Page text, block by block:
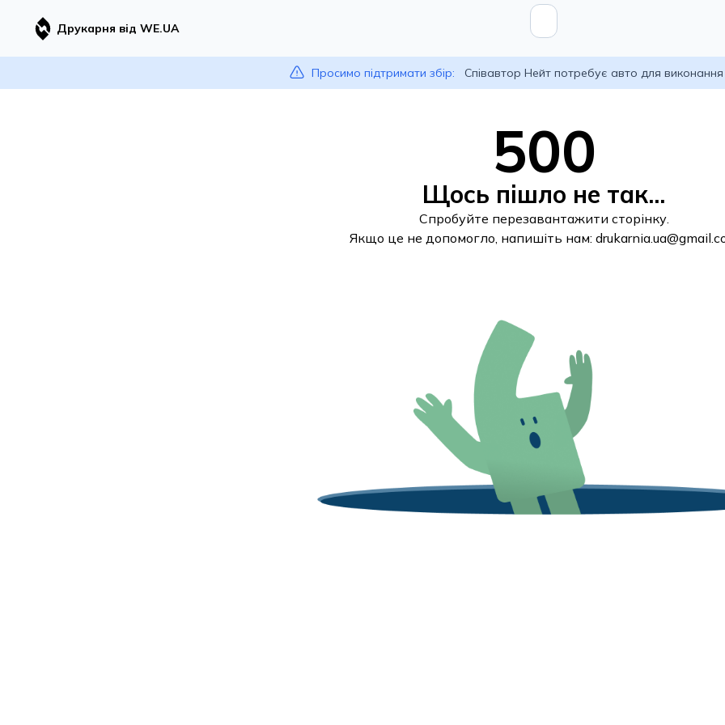
Друкарня від WE.UA
Просимо підтримати збір: Співавтор Нейт потребує авто для
500
Щось пішло не так...
Спробуйте перезавантажити сторінку.
Якщо це не допомогло, напишіть нам: